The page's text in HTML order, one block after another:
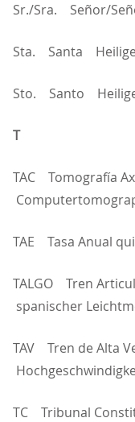
Sr./Sra. Señor/
Sta. Santa Heilige
Sto. Santo
T
TAC Tomografía
TAE Tasa Anual
TALGO Tren
spanischer
TAV Tren de Alta
TC Tribunal